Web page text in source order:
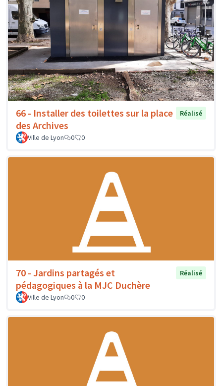
66 - Installer des toilettes sur la place
des Archives
Réalisé
Ville de Lyon 0 0
70 - Jardins partagés et
pédagogiques à la MJC Duchère
Réalisé
Ville de Lyon 0 0